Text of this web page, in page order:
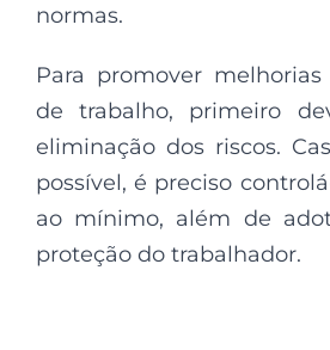
normas.
Para promover
de trabalho, primeiro
eliminação dos riscos.
possível, é preciso
ao mínimo, além de
proteção do trabalhador.